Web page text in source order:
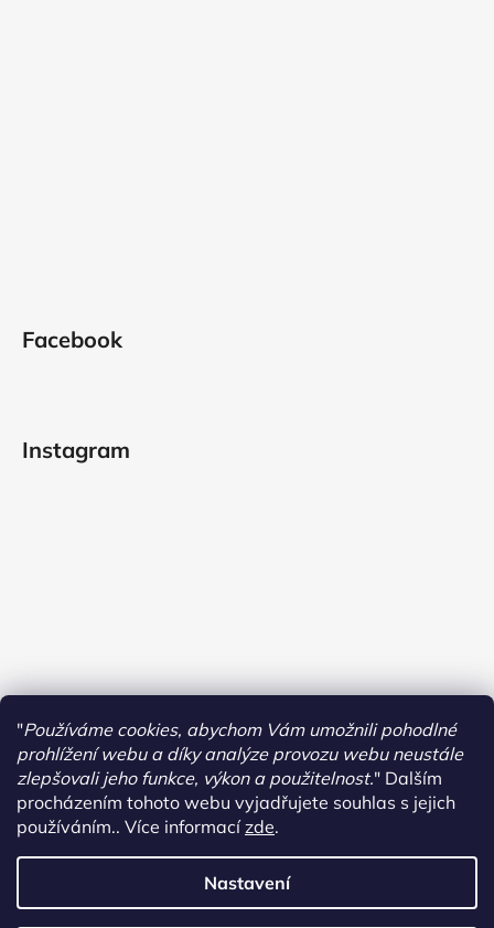
"Používáme cookies, abychom Vám umožnili pohodlné
prohlížení webu a díky analýze provozu webu neustále
zlepšovali jeho funkce, výkon a použitelnost." Dalším
procházením tohoto webu vyjadřujete souhlas s jejich
používáním.. Více informacízde.
Nastavení
Facebook
Instagram